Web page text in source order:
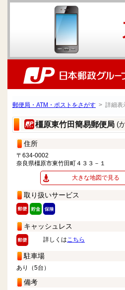
郵便局・ATM・ポストをさがす > 詳細表
橿原東竹田簡易郵便局 (
住所
〒634-0002
奈良県橿原市東竹田町４３３－１
大きな地図で見る
取り扱いサービス
キャッシュレス
詳しくはこちら
駐車場
あり（5台）
備考